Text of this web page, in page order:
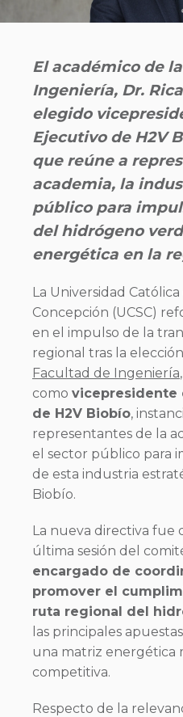
El académico de
Ingeniería, Dr.
elegido
Ejecutivo de H2V
que reúne a
academia, la
público para
del hidrógeno
energética en la
La Universidad
Concepción (UCSC)
en el impulso de la
regional tras la
Facultad de Ingeniería,
como vicepresidente
de H2V Biobío,
representantes de la
el sector público para
de esta industria
Biobío.
La nueva directiva fue
última sesión del
encargado de
promover el
ruta regional del
las principales
una matriz energética
competitiva.
Respecto de la